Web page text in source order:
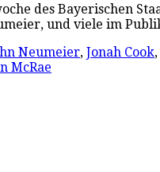
des Bayerischen
und viele im
Neumeier, Jonah Cook,
McRae